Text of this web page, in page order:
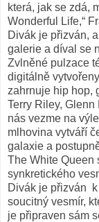
která, jak se zdá,
Wonderful Life,“
Divák je přizván,
galerie a díval se
Zvlněné pulzace
digitálně
zahrnuje hip hop,
Terry Riley,
nás vezme na
mlhovina vytváří
galaxie a
The White
synkretického
Divák je přizván
soucitný vesmír,
je připraven sám